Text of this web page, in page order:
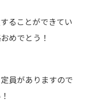
ることができてい
めでとう！
員がありますので